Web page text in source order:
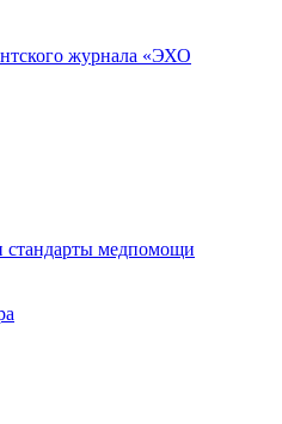
журнала «ЭХО
стандарты медпомощи